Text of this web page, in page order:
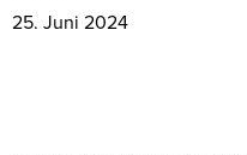
25. Juni 2024